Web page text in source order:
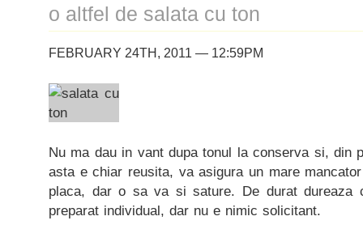
o altfel de salata cu ton
FEBRUARY 24TH, 2011 — 12:59PM
Nu ma dau in vant dupa tonul la conserva si, din
asta e chiar reusita, va asigura un mare
placa, dar o sa va si sature. De durat dureaza
preparat individual, dar nu e nimic solicitant.